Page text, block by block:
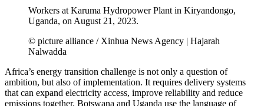
Workers at Karuma Hydropower Plant in Kiryandongo,
Uganda, on August 21, 2023.
© picture alliance / Xinhua News Agency | Hajarah
Nalwadda
Africa’s energy transition challenge is not only a question of
ambition, but also of implementation. It requires delivery systems
that can expand electricity access, improve reliability and reduce
emissions together. Botswana and Uganda use the language of